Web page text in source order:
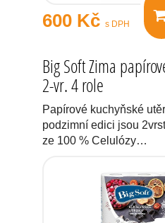
600 Kč s DPH
Big Soft Zima
2-vr. 4 role
Papírové kuchyňské
podzimní edici jsou
ze 100 % Celulózy…